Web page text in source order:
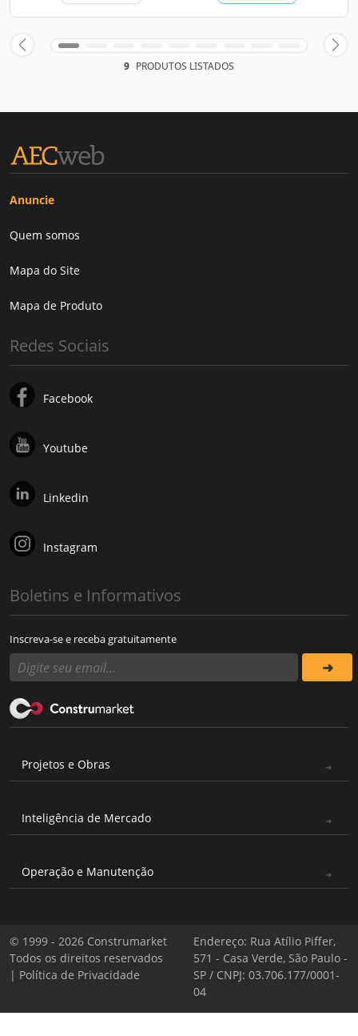
9 PRODUTOS LISTADOS
Anuncie
Quem somos
Mapa do Site
Mapa de Produto
Redes Sociais
Facebook
Youtube
Linkedin
Instagram
Boletins e Informativos
Inscreva-se e receba gratuitamente
Projetos e Obras
Inteligência de Mercado
Operação e Manutenção
© 1999 - 2026 Construmarket
Todos os direitos reservados
| Política de Privacidade
Endereço: Rua Atílio Piffer,
571 - Casa Verde, São Paulo -
SP / CNPJ: 03.706.177/0001-
04